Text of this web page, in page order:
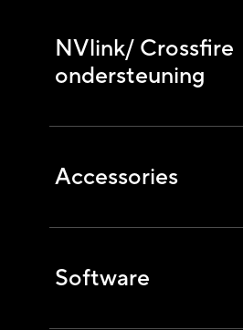
NVlink/ Crossfire
ondersteuning
Accessories
Software